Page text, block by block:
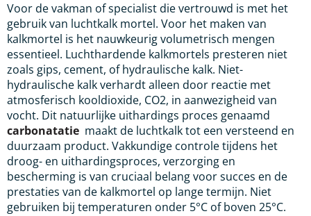
Voor de vakman of specialist die vertrouwd is met het
gebruik van luchtkalk mortel. Voor het maken van
kalkmortel is het nauwkeurig volumetrisch mengen
essentieel. Luchthardende kalkmortels presteren niet
zoals gips, cement, of hydraulische kalk. Niet-
hydraulische kalk verhardt alleen door reactie met
atmosferisch kooldioxide, CO2, in aanwezigheid van
vocht. Dit natuurlijke uithardings proces genaamd
carbonatatie maakt de luchtkalk tot een versteend en
duurzaam product. Vakkundige controle tijdens het
droog- en uithardingsproces, verzorging en
bescherming is van cruciaal belang voor succes en de
prestaties van de kalkmortel op lange termijn. Niet
gebruiken bij temperaturen onder 5°C of boven 25°C.